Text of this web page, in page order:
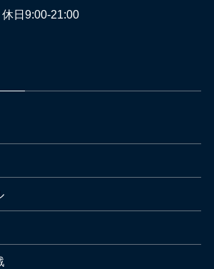
日9:00-21:00